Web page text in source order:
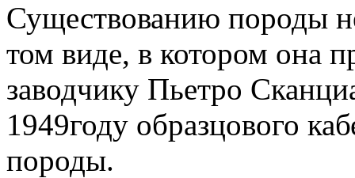
Существованию породы
том виде, в котором она
заводчику Пьетро
1949году образцового
породы.